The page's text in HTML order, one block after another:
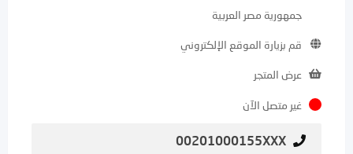
جمهورية مصر العربية
قم بزيارة الموقع الإلكتروني
عرض المتجر
غير متصل الآن
00201000155XXX